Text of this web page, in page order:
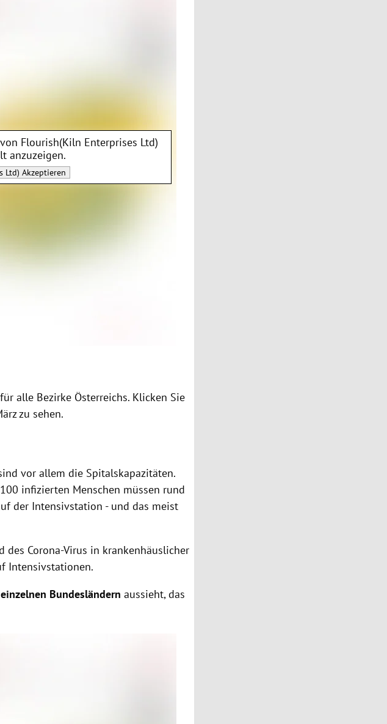
Flourish(Kiln Enterprises Ltd)
anzuzeigen.
Ltd) Akzeptieren
alle Bezirke Österreichs. Klicken Sie
zu sehen.
vor allem die Spitalskapazitäten.
infizierten Menschen müssen rund
der Intensivstation - und das meist
des Corona-Virus in krankenhäuslicher
Intensivstationen.
Bundesländern aussieht, das